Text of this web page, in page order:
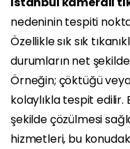
nedeninin tespiti
Özellikle sık sık
durumların net
Örneğin; çöktüğü veya
kolaylıkla tespit
şekilde çözülmesi
hizmetleri, bu